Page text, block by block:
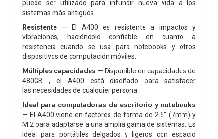
puede ser utilizado para infundir nueva vida a los
sistemas más antiguos.
Resistente — El A400 es resistente a impactos y
vibraciones,
haciéndolo confiable en cuanto a
resistencia cuando se usa paranotebooks y otros
dispositivos de computación móviles.
Múltiples capacidades — Disponible en capacidades de
480GB, el A400 está diseñado para satisfacer
las necesidades de cualquier persona.
Ideal para computadoras de escritorio y notebooks
— El A400viene en factores de forma de 2.5” (7mm) y
M.2 para adaptarse a una amplia gama de sistemas. Es
ideal para portátiles delgados y
ligeros con espacio